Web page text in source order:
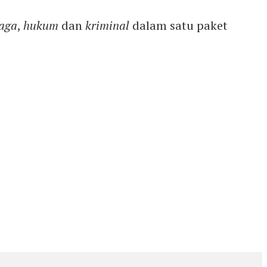
, hukum dankriminal dalam satu paket